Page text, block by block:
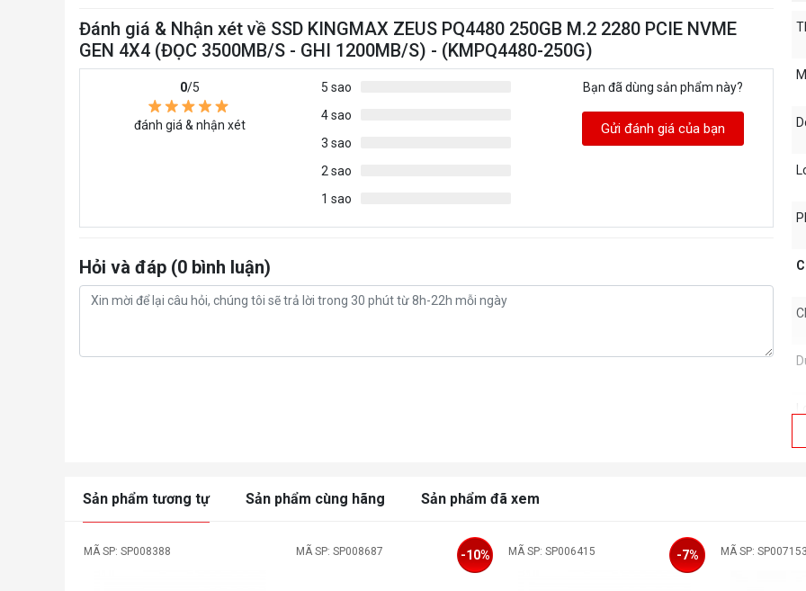
Đánh giá & Nhận xét về SSD KINGMAX ZEUS PQ4480 250GB M.2 2280 PCIE NVME
GEN 4X4 (ĐỌC 3500MB/S - GHI 1200MB/S) - (KMPQ4480-250G)
0/5
đánh giá & nhận xét
5 sao
4 sao
3 sao
2 sao
1 sao
Bạn đã dùng sản phẩm này?
Gửi đánh giá của bạn
Hỏi và đáp (0 bình luận)
Sản phẩm tương tự Sản phẩm cùng hãng Sản phẩm đã xem
MÃ SP: SP008388 MÃ SP: SP008687 -10% MÃ SP: SP006415 -7% MÃ SP: SP007153